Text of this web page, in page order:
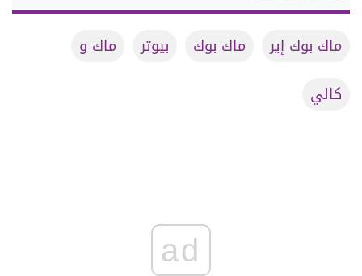
ماك بوك إير ماك بوك بيوتر
ماك و
كالي
ad